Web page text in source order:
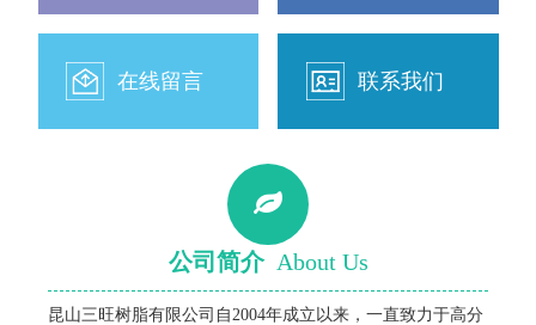
在线留言 联系我们
公司简介 About Us
昆山三旺树脂有限公司自2004年成立以来，一直致力于高分